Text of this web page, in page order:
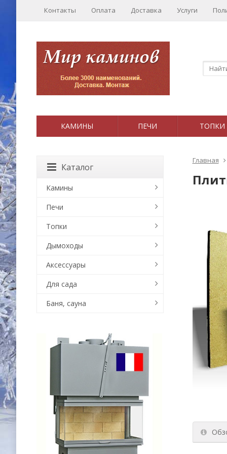
Контакты Оплата Доставка Услуги
КАМИНЫ ПЕЧИ ТОПКИ
Главная
Каталог
Камины
Печи
Топки
Дымоходы
Аксессуары
Для сада
Баня, сауна